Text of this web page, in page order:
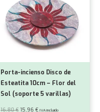
Porta-incienso Disco de
Esteatita 10cm – Flor del
Sol (soporte 5 varillas)
16,80€ El
15,96 €ElIVA incluido